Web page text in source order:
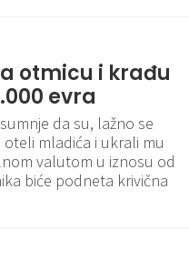
otmicu i krađu
evra
da su, lažno se
mladića i ukrali mu
valutom u iznosu od
biće podneta krivična